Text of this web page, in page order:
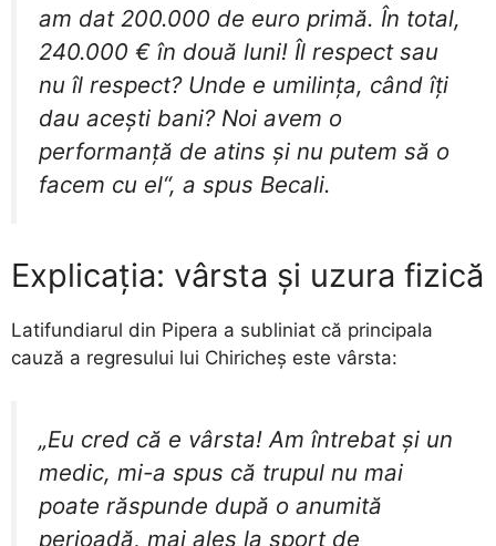
am dat 200.000 de euro primă. În total,
240.000 € în două luni! Îl respect sau
nu îl respect? Unde e umilința, când îți
dau acești bani? Noi avem o
performanță de atins și nu putem să o
facem cu el“, a spus Becali.
Explicația: vârsta și uzura fizică
Latifundiarul din Pipera a subliniat că principala
cauză a regresului lui Chiricheș este vârsta:
„Eu cred că e vârsta! Am întrebat și un
medic, mi-a spus că trupul nu mai
poate răspunde după o anumită
perioadă, mai ales la sport de